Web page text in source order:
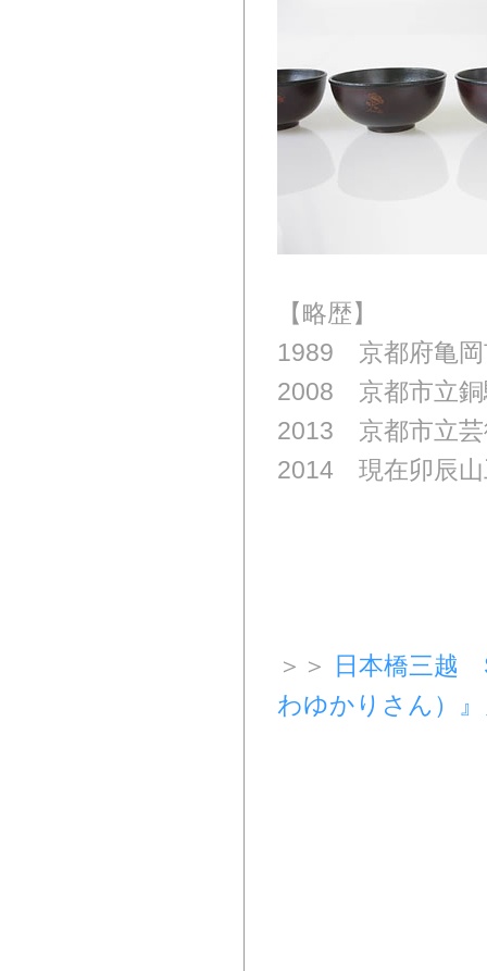
【略歴】
1989 京都府亀岡
2008 京都市立銅
2013 京都市立芸
2014 現在卯辰山
＞＞ 日本橋三越
わゆかりさん）